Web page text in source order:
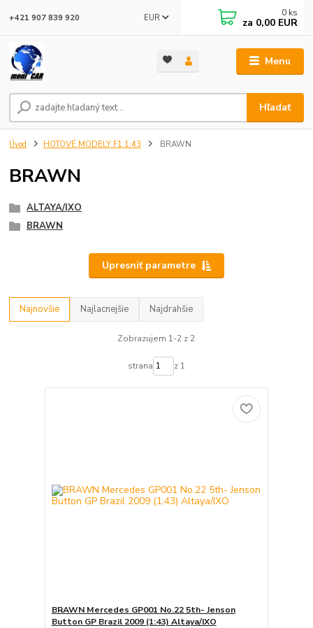
Menu
EUR
Hľadať
+421 907 839 920 0 ks
za 0,00 EUR
Úvod HOTOVÉ MODELY F1 1:43 BRAWN
BRAWN
ALTAYA/IXO
BRAWN
Upresniť parametre
Najnovšie Najlacnejšie Najdrahšie
Zobrazujem 1-2 z 2
strana z 1
BRAWN Mercedes GP001 No.22 5th- Jenson
Button GP Brazil 2009 (1:43) Altaya/IXO